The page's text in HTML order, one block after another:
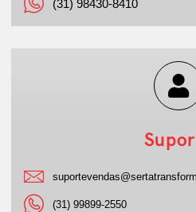
(31) 98430-8410
(31) 99899-2550